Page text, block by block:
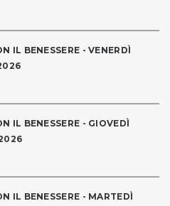
IL BENESSERE - VENERDÌ
IL BENESSERE - GIOVEDÌ
IL BENESSERE - MARTEDÌ